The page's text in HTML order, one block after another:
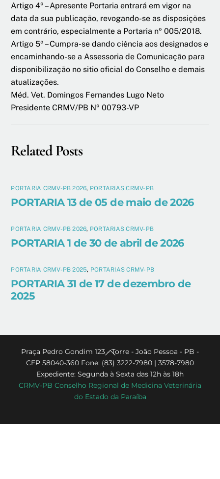
Artigo 4º – Apresente Portaria entrará em vigor na
data da sua publicação, revogando-se as disposições
em contrário, especialmente a Portaria nº 005/2018.
Artigo 5º – Cumpra-se dando ciência aos designados e
encaminhando-se a Assessoria de Comunicação para
disponibilização no sitio oficial do Conselho e demais
atualizações.
Méd. Vet. Domingos Fernandes Lugo Neto
Presidente CRMV/PB Nº 00793-VP
Related Posts
PORTARIA CRMV-PB 2026, PORTARIAS CRMV-PB
PORTARIA 13 de 05 de maio de 2026
PORTARIA CRMV-PB 2026, PORTARIAS CRMV-PB
PORTARIA 1 de 30 de abril de 2026
PORTARIA CRMV-PB 2025, PORTARIAS CRMV-PB
PORTARIA 31 de 17 de dezembro de
2025
Back
To
Top
Praça Pedro Gondim 123 - Torre - João Pessoa - PB -
CEP 58040-360 Fone: (83) 3222-7980 | 3578-7980
Expediente: Segunda à Sexta das 12h às 18h
CRMV-PB Conselho Regional de Medicina Veterinária
do Estado da Paraíba